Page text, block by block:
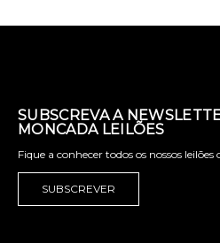
SUBSCREVA A
MONCADA LEILÕES
Fique a conhecer todos os nossos leilões
SUBSCREVER